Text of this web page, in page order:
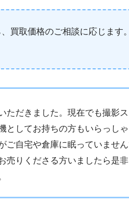
買取価格のご相談に応じます
ただきました。現在でも撮影
としてお持ちの方もいらっし
ご自宅や倉庫に眠っていませ
りくださる方いましたら是非